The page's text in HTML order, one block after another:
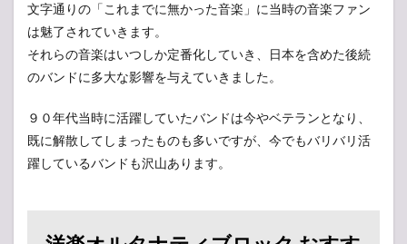
文字通りの「これまでに無かった音楽」に当時の音楽ファン
は魅了されていきます。
それらの音楽はいつしか定番化していき、日本を含めた後続
のバンドに多大な影響を与えていきました。
９０年代当時に活躍していたバンドは今やベテランとなり、
既に解散してしまったものも多いですが、今でもバリバリ活
躍しているバンドも沢山あります。